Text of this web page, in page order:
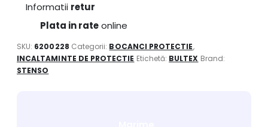
Informatii retur
Plata in rateonline
SKU: 6200228 Categorii: BOCANCI PROTECTIE,
INCALTAMINTE DE PROTECTIE Etichetă: BULTEX Brand:
STENSO